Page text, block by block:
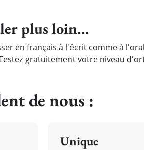
plus loin...
en français à l'écrit comme à
gratuitementvotre niveau
de nous :
Unique